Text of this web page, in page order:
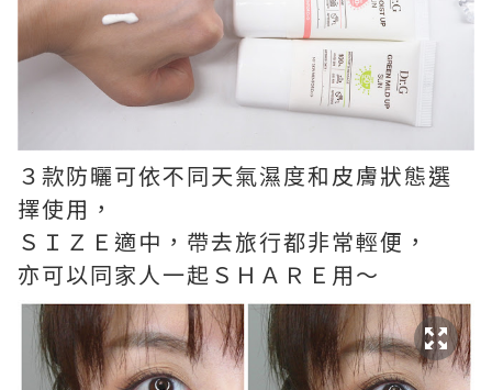
３款防曬可依不同天氣濕度和皮膚狀態選
擇使用，
ＳＩＺＥ適中，帶去旅行都非常輕便，
亦可以同家人一起ＳＨＡＲＥ用～